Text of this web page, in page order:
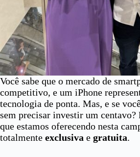
Você sabe que o mercado de
competitivo, e um iPhone
tecnologia de ponta. Mas, e se
sem precisar investir um centavo?
que estamos oferecendo nesta
totalmente exclusiva e gratuita.